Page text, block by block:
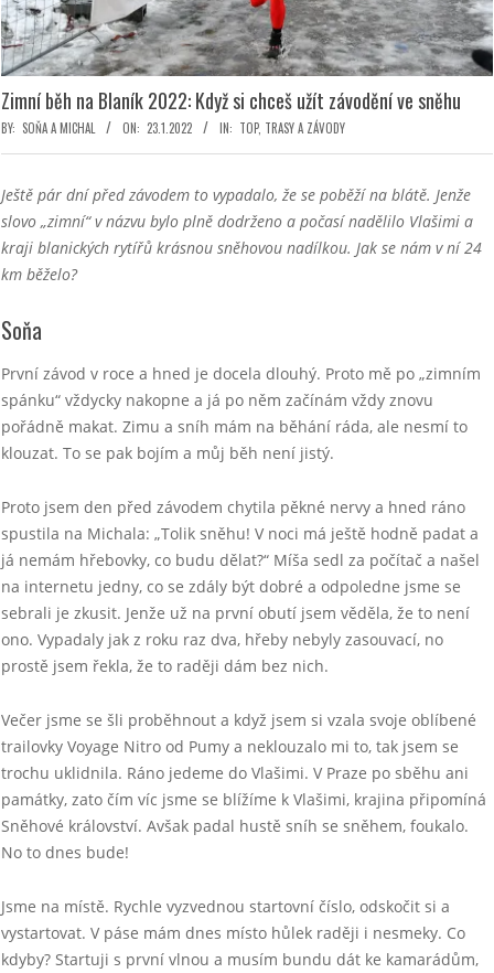
Zimní běh na Blaník 2022: Když si chceš užít závodění ve sněhu
BY: SOŇA A MICHAL ON: 23.1.2022 IN: TOP, TRASY A ZÁVODY
Ještě pár dní před závodem to vypadalo, že se poběží na blátě. Jenže
slovo „zimní“ v názvu bylo plně dodrženo a počasí nadělilo Vlašimi a
kraji blanických rytířů krásnou sněhovou nadílkou. Jak se nám v ní 24
km běželo?
Soňa
První závod v roce a hned je docela dlouhý. Proto mě po „zimním
spánku“ vždycky nakopne a já po něm začínám vždy znovu
pořádně makat. Zimu a sníh mám na běhání ráda, ale nesmí to
klouzat. To se pak bojím a můj běh není jistý.
Proto jsem den před závodem chytila pěkné nervy a hned ráno
spustila na Michala: „Tolik sněhu! V noci má ještě hodně padat a
já nemám hřebovky, co budu dělat?“ Míša sedl za počítač a našel
na internetu jedny, co se zdály být dobré a odpoledne jsme se
sebrali je zkusit. Jenže už na první obutí jsem věděla, že to není
ono. Vypadaly jak z roku raz dva, hřeby nebyly zasouvací, no
prostě jsem řekla, že to raději dám bez nich.
Večer jsme se šli proběhnout a když jsem si vzala svoje oblíbené
trailovky Voyage Nitro od Pumy a neklouzalo mi to, tak jsem se
trochu uklidnila. Ráno jedeme do Vlašimi. V Praze po sběhu ani
památky, zato čím víc jsme se blížíme k Vlašimi, krajina připomíná
Sněhové království. Avšak padal hustě sníh se sněhem, foukalo.
No to dnes bude!
Jsme na místě. Rychle vyzvednou startovní číslo, odskočit si a
vystartovat. V páse mám dnes místo hůlek raději i nesmeky. Co
kdyby? Startuji s první vlnou a musím bundu dát ke kamarádům,